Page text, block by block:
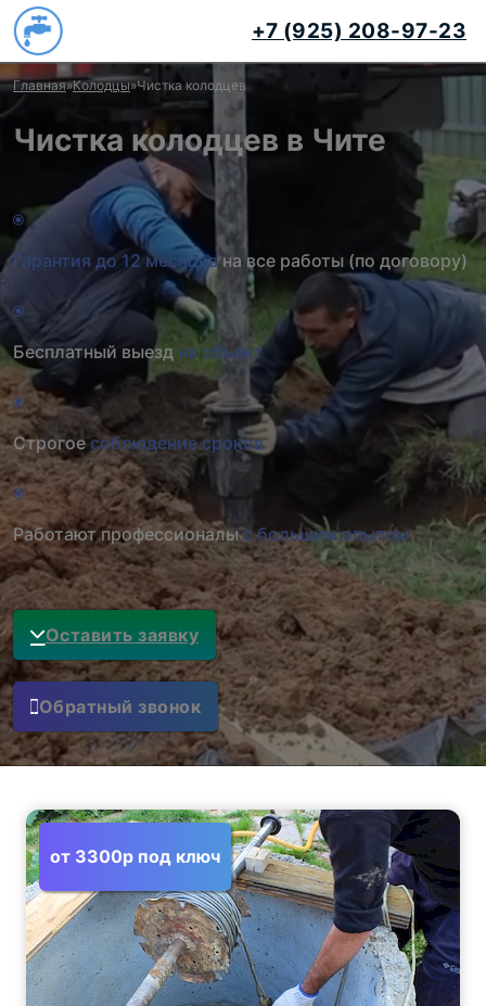
+7 (925) 208-97-23
Главная»Колодцы»Чистка колодцев
Чистка колодцев в Чите
Гарантия до 12 месяцевна все работы (по договору)
Бесплатный выезд на объект
Строгоесоблюдение сроков
Работают профессионалыс большим опытом
Оставить заявку
Обратный звонок
от 3300р под ключ